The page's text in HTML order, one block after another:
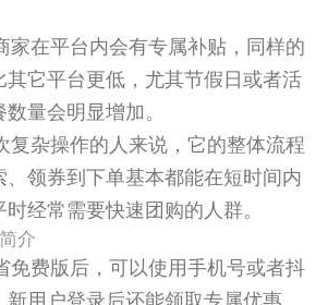
家在平台内会有专属补贴，同样的
其它平台更低，尤其节假日或者活
量会明显增加。
复杂操作的人来说，它的整体流程
、领券到下单基本都能在短时间内
经常需要快速团购的人群。
介
免费版后，可以使用手机号或者抖
新用户登录后还能领取专属优惠